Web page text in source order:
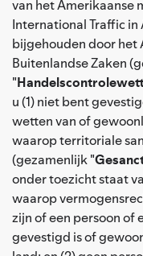
van het Amerikaanse
International Traffic in
bijgehouden door het
Buitenlandse Zaken
"
u (1) niet bent
wetten van of
waarop territoriale
(gezamenlijk "
onder toezicht staat
waarop
zijn of een persoon of
gevestigd is of